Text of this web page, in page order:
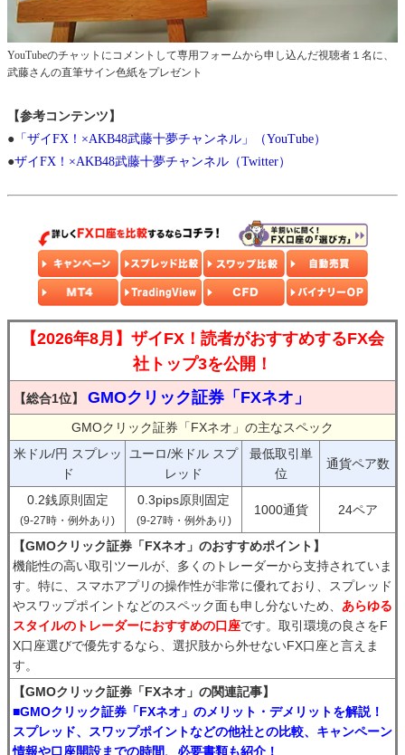
YouTubeのチャットにコメントして専用フォームから申し込んだ視聴者１名に、
武藤さんの直筆サイン色紙をプレゼント
【参考コンテンツ】
● 「ザイFX！×AKB48武藤十夢チャンネル」（YouTube）
●ザイFX！×AKB48武藤十夢チャンネル（Twitter）
【2026年8月】ザイFX！読者がおすすめするFX会
社トップ3を公開！
【総合1位】 GMOクリック証券「FXネオ」
GMOクリック証券「FXネオ」の主なスペック
米ドル/円 スプレッ
ド
ユーロ/米ドル スプ
レッド
最低取引単
位
通貨ペア数
0.2銭原則固定
(9-27時・例外あり)
0.3pips原則固定
(9-27時・例外あり)
1000通貨 24ペア
【GMOクリック証券「FXネオ」のおすすめポイント】
機能性の高い取引ツールが、多くのトレーダーから支持されていま
す。特に、スマホアプリの操作性が非常に優れており、スプレッド
やスワップポイントなどのスペック面も申し分ないため、 あらゆる
スタイルのトレーダーにおすすめの口座です。取引環境の良さをF
X口座選びで優先するなら、選択肢から外せないFX口座と言えま
す。
【GMOクリック証券「FXネオ」の関連記事】
■GMOクリック証券「FXネオ」のメリット・デメリットを解説！
スプレッド、スワップポイントなどの他社との比較、キャンペーン
情報や口座開設までの時間、必要書類も紹介！